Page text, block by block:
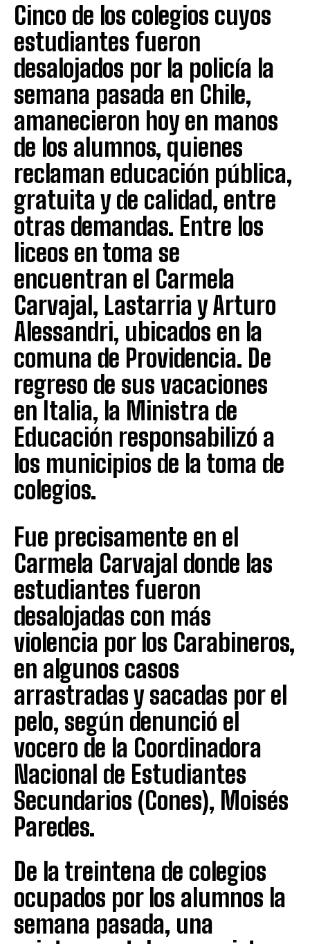
Cinco de los colegios cuyos
estudiantes fueron
desalojados por la policía la
semana pasada en Chile,
amanecieron hoy en manos
de los alumnos, quienes
reclaman educación pública,
gratuita y de calidad, entre
otras demandas. Entre los
liceos en toma se
encuentran el Carmela
Carvajal, Lastarria y Arturo
Alessandri, ubicados en la
comuna de Providencia. De
regreso de sus vacaciones
en Italia, la Ministra de
Educación responsabilizó a
los municipios de la toma de
colegios.
Fue precisamente en el
Carmela Carvajal donde las
estudiantes fueron
desalojadas con más
violencia por los Carabineros,
en algunos casos
arrastradas y sacadas por el
pelo, según denunció el
vocero de la Coordinadora
Nacional de Estudiantes
Secundarios (Cones), Moisés
Paredes.
De la treintena de colegios
ocupados por los alumnos la
semana pasada, una